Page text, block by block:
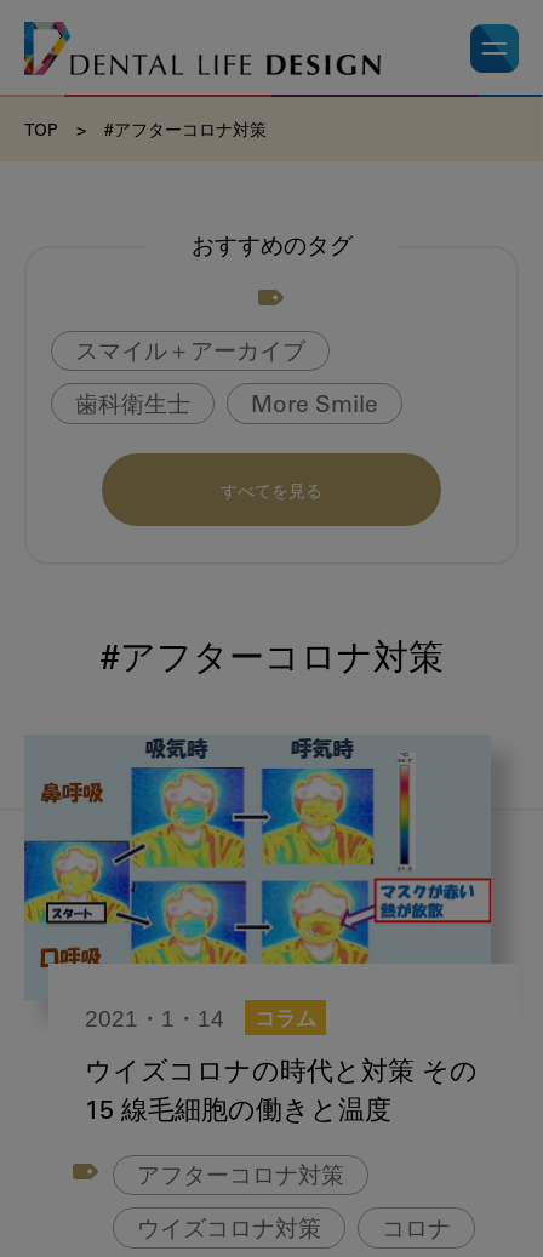
TOP > #アフターコロナ対策
おすすめのタグ
スマイル＋アーカイブ
歯科衛生士 More Smile
お悩み相談室 動画 書籍
book
海外歯科事情 咬合の変化
口腔機能発達不全症
いちき歯科 スウェーデン
歯周病 鼻うがい
内科 歯科 内科医師
いま○○が知りたい 歯科助手
アフターコロナ対策
すべてを見る
#アフターコロナ対策
2021・1・14 コラム
ウイズコロナの時代と対策 その
15 線毛細胞の働きと温度
アフターコロナ対策
ウイズコロナ対策 コロナ